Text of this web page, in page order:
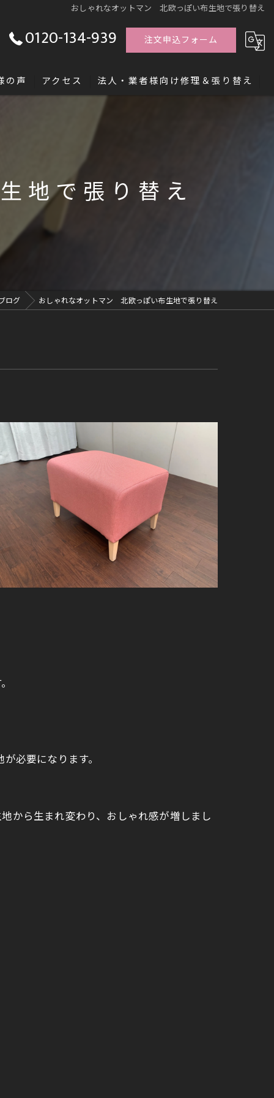
おしゃれなオットマン 北欧っぽい布生地で張り替え
0120-134-939 注文申込フォーム
の声 アクセス 法人・業者様向け修理＆張り替え
地で張り替え
ログ おしゃれなオットマン 北欧っぽい布生地で張り替え
必要になります。
から生まれ変わり、おしゃれ感が増しまし